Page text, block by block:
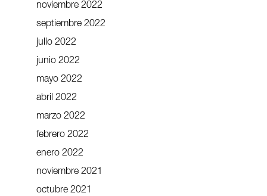
noviembre 2022
septiembre 2022
julio 2022
junio 2022
mayo 2022
abril 2022
marzo 2022
febrero 2022
enero 2022
noviembre 2021
octubre 2021